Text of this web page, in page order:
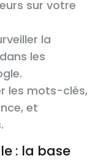
sur votre
la
les
les mots-clés,
et
: la base